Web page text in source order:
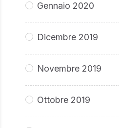
Gennaio 2020
Dicembre 2019
Novembre 2019
Ottobre 2019